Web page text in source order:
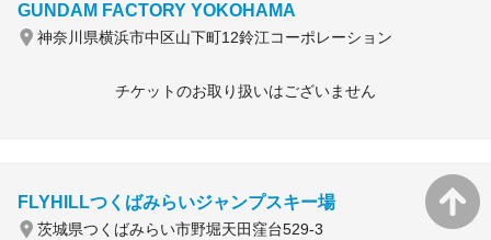
GUNDAM FACTORY YOKOHAMA
神奈川県横浜市中区山下町12鈴江コーポレーション
チケットのお取り扱いはございません
FLYHILLつくばみらいジャンプスキー場
茨城県つくばみらい市野堀天田窪台529-3